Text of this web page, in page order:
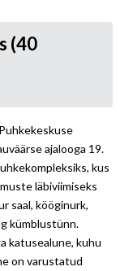
(40
ajalooga 19.
kus
läbiviimiseks
saal, kööginurk,
kümblustünn.
katusealune, kuhu
on varustatud